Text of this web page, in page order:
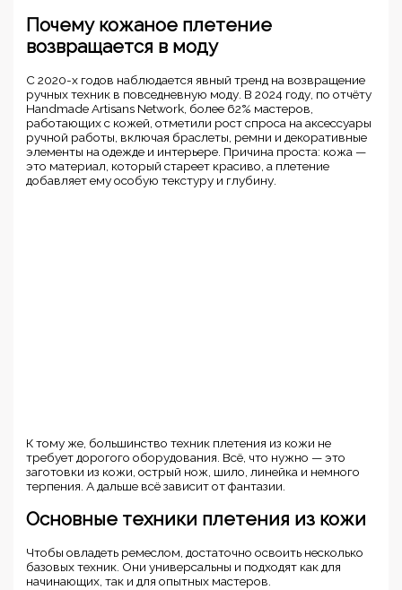
Почему кожаное плетение
возвращается в моду
С 2020-х годов наблюдается явный тренд на возвращение
ручных техник в повседневную моду. В 2024 году, по отчёту
Handmade Artisans Network, более 62% мастеров,
работающих с кожей, отметили рост спроса на аксессуары
ручной работы, включая браслеты, ремни и декоративные
элементы на одежде и интерьере. Причина проста: кожа —
это материал, который стареет красиво, а плетение
добавляет ему особую текстуру и глубину.
К тому же, большинство техник плетения из кожи не
требует дорогого оборудования. Всё, что нужно — это
заготовки из кожи, острый нож, шило, линейка и немного
терпения. А дальше всё зависит от фантазии.
Основные техники плетения из кожи
Чтобы овладеть ремеслом, достаточно освоить несколько
базовых техник. Они универсальны и подходят как для
начинающих, так и для опытных мастеров.